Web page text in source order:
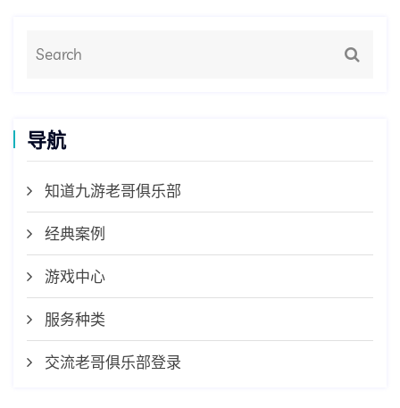
导航
知道九游老哥俱乐部
经典案例
游戏中心
服务种类
交流老哥俱乐部登录